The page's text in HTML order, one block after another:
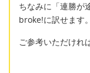
ちなみに「連勝
broke!に訳せます。
ご参考いただけれ